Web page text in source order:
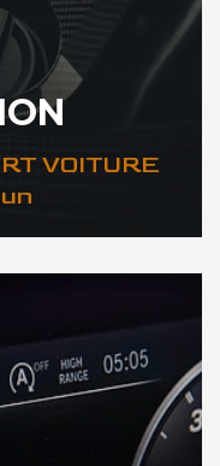
VOITURE
au Cameroun